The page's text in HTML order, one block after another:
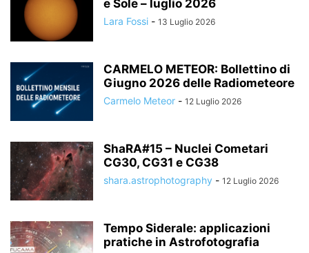
e Sole – luglio 2026
Lara Fossi - 13 Luglio 2026
CARMELO METEOR: Bollettino di
Giugno 2026 delle Radiometeore
Carmelo Meteor - 12 Luglio 2026
ShaRA#15 – Nuclei Cometari
CG30, CG31 e CG38
shara.astrophotography - 12 Luglio 2026
Tempo Siderale: applicazioni
pratiche in Astrofotografia